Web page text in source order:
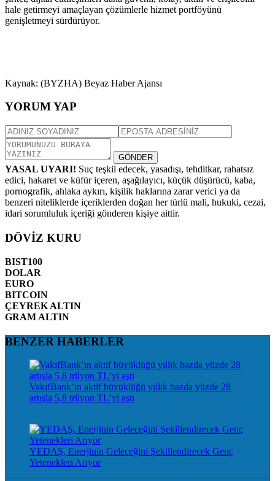
hale getirmeyi amaçlayan çözümlerle hizmet portföyünü
genişletmeyi sürdürüyor.
Kaynak: (BYZHA) Beyaz Haber Ajansı
YORUM YAP
GÖNDER
YASAL UYARI! Suç teşkil edecek, yasadışı, tehditkar, rahatsız
edici, hakaret ve küfür içeren, aşağılayıcı, küçük düşürücü, kaba,
pornografik, ahlaka aykırı, kişilik haklarına zarar verici ya da
benzeri niteliklerde içeriklerden doğan her türlü mali, hukuki, cezai,
idari sorumluluk içeriği gönderen kişiye aittir.
DÖVİZ KURU
BIST100
DOLAR
EURO
BITCOIN
ÇEYREK ALTIN
GRAM ALTIN
BENZER HABERLER
VakıfBank’ın aktif büyüklüğü yıllık bazda yüzde 28
artışla 5,8 trilyon TL’yi aştı
YEDAŞ, Enerjinin Geleceğini Şekillendirecek Genç
Yetenekleri Arıyor